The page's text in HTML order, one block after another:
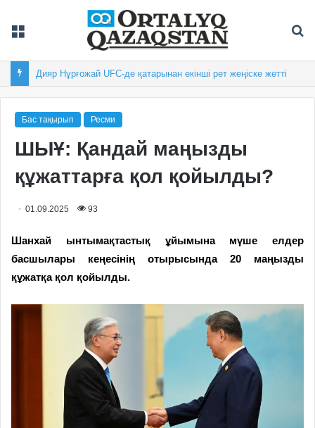
Дияр Нұрғожай UFC-де қатарынан екінші рет жеңіске жетті
Бас тақырып Ресми
ШЫҰ: Қандай маңызды
құжаттарға қол қойылды?
01.09.2025 93
Шанхай ынтымақтастық ұйымына мүше елдер
басшылары кеңесінің отырысында 20 маңызды
құжатқа қол қойылды.